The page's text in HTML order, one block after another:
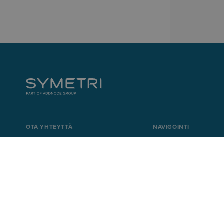
OTA YHTEYTTÄ NAVIGOINTI